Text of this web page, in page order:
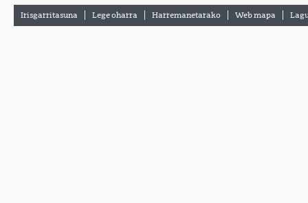
Irisgarritasuna Lege oharra Harremanetarako Web mapa